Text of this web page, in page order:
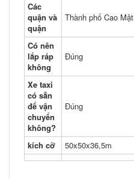
Các
quận và
quận
Thành phố Cao Mật
Có nên
lắp ráp
không
Đúng
Xe taxi
có sẵn
để vận
chuyển
không?
Đúng
kích cỡ 50x50x36,5m